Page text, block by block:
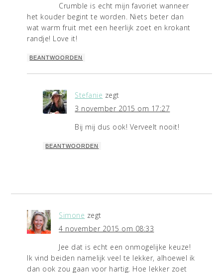
Crumble is echt mijn favoriet wanneer
het kouder begint te worden. Niets beter dan
wat warm fruit met een heerlijk zoet en krokant
randje! Love it!
BEANTWOORDEN
Stefanie zegt
3 november 2015 om 17:27
Bij mij dus ook! Verveelt nooit!
BEANTWOORDEN
Simone zegt
4 november 2015 om 08:33
Jee dat is echt een onmogelijke keuze!
Ik vind beiden namelijk veel te lekker, alhoewel ik
dan ook zou gaan voor hartig. Hoe lekker zoet